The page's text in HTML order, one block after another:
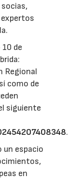
de
Regional
como de
siguiente
.
un espacio
en